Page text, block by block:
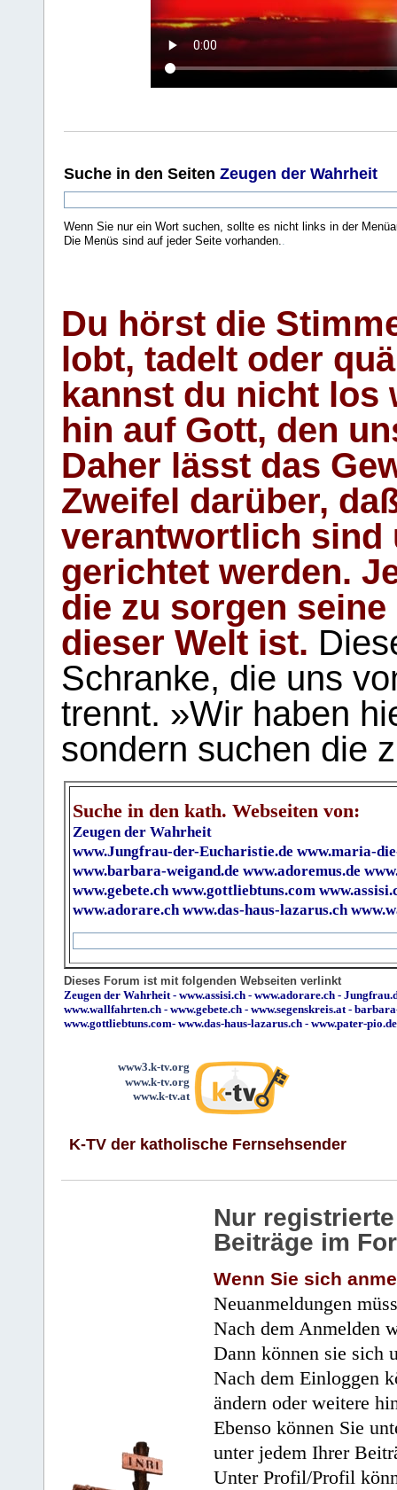
Suche in den Seiten Zeugen der Wahrheit
Wenn Sie nur ein Wort suchen, sollte es nicht links in der
Die Menüs sind auf jeder Seite vorhanden..
Du hörst die
lobt, tadelt oder
kannst du nicht los
hin auf Gott, den
Daher lässt das
Zweifel darüber,
verantwortlich sind
gerichtet werden.
die zu sorgen
dieser Welt ist.
Schranke, die uns
trennt. »Wir haben
sondern suchen die
Suche in den kath. Webseiten von:
Zeugen der Wahrheit
www.Jungfrau-der-Eucharistie.de www.maria-
www.barbara-weigand.de www.adoremus.de
www.gebete.ch www.gottliebtuns.com
www.adorare.ch www.das-haus-lazarus.ch
Dieses Forum ist mit folgenden Webseiten verlinkt
Zeugen der Wahrheit- www.assisi.ch - www.adorare.ch -
www.wallfahrten.ch - www.gebete.ch - www.segenskreis.at-
www.gottliebtuns.com- www.das-haus-lazarus.ch - www.pater-pio.de
www3.k-tv.org
www.k-tv.org
www.k-tv.at
K-TV der katholische Fernsehsender
Nur
Beiträge im
Wenn Sie sich
Neuanmeldungen
Nach dem Anmelden
Dann können sie sich
Nach dem Einloggen
ändern oder weitere
Ebenso können Sie
unter jedem Ihrer
Unter Profil/Profil